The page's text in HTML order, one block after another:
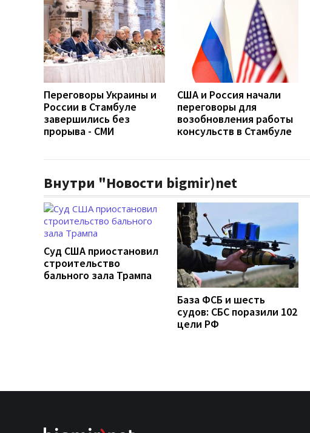
Переговоры Украины и
России в Стамбуле
завершились без
прорыва - СМИ
США и Россия начали
переговоры для
возобновления работы
консульств в Стамбуле
Внутри "Новости bigmir)net
Суд США приостановил
строительство
бального зала Трампа
База ФСБ и шесть
судов: СБС поразили 102
цели РФ